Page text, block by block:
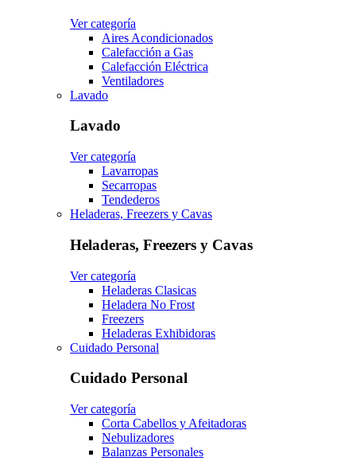
Ver categoría
Aires Acondicionados
Calefacción a Gas
Calefacción Eléctrica
Ventiladores
Lavado
Lavado
Ver categoría
Lavarropas
Secarropas
Tendederos
Heladeras, Freezers y Cavas
Heladeras, Freezers y Cavas
Ver categoría
Heladeras Clasicas
Heladera No Frost
Freezers
Heladeras Exhibidoras
Cuidado Personal
Cuidado Personal
Ver categoría
Corta Cabellos y Afeitadoras
Nebulizadores
Balanzas Personales